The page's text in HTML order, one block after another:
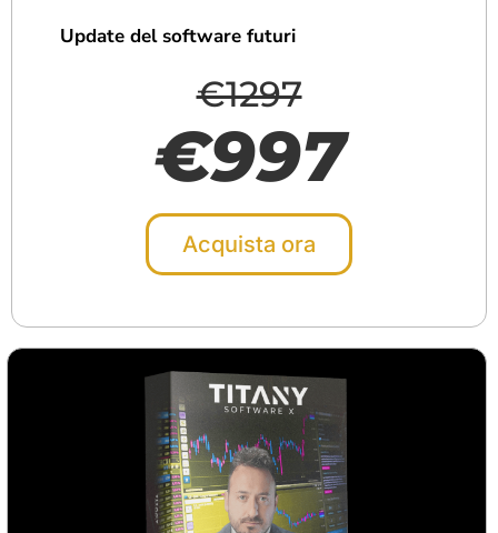
Update del software futuri
€1297
€997
Acquista ora